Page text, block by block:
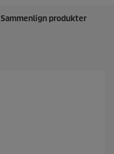
Sammenlign produkter